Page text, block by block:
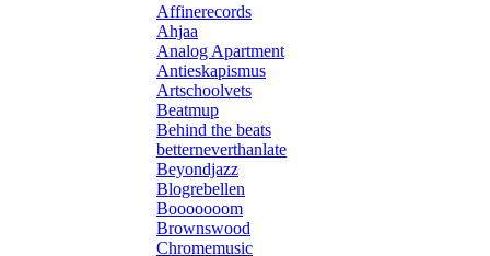
Affinerecords
Ahjaa
Analog Apartment
Antieskapismus
Artschoolvets
Beatmup
Behind the beats
betterneverthanlate
Beyondjazz
Blogrebellen
Booooooom
Brownswood
Chromemusic